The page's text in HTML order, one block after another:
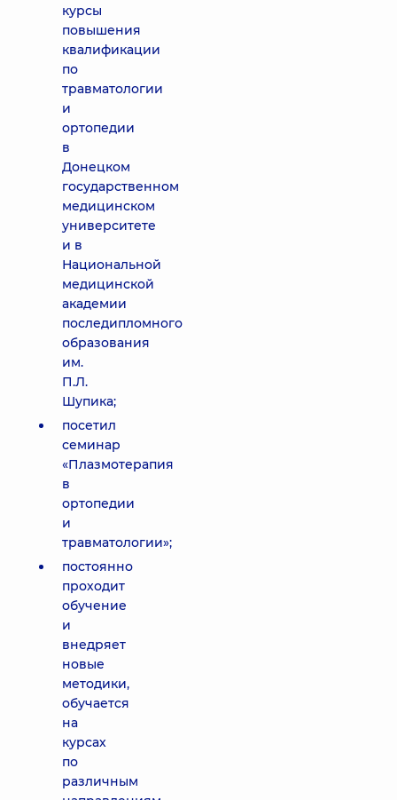
курсы
повышения
квалификации
по
травматологии
и
ортопедии
в
Донецком
государственном
медицинском
университете
и в
Национальной
медицинской
академии
последипломного
образования
им.
П.Л.
Шупика;
посетил
семинар
«Плазмотерапия
в
ортопедии
и
травматологии»;
постоянно
проходит
обучение
и
внедряет
новые
методики,
обучается
на
курсах
по
различным